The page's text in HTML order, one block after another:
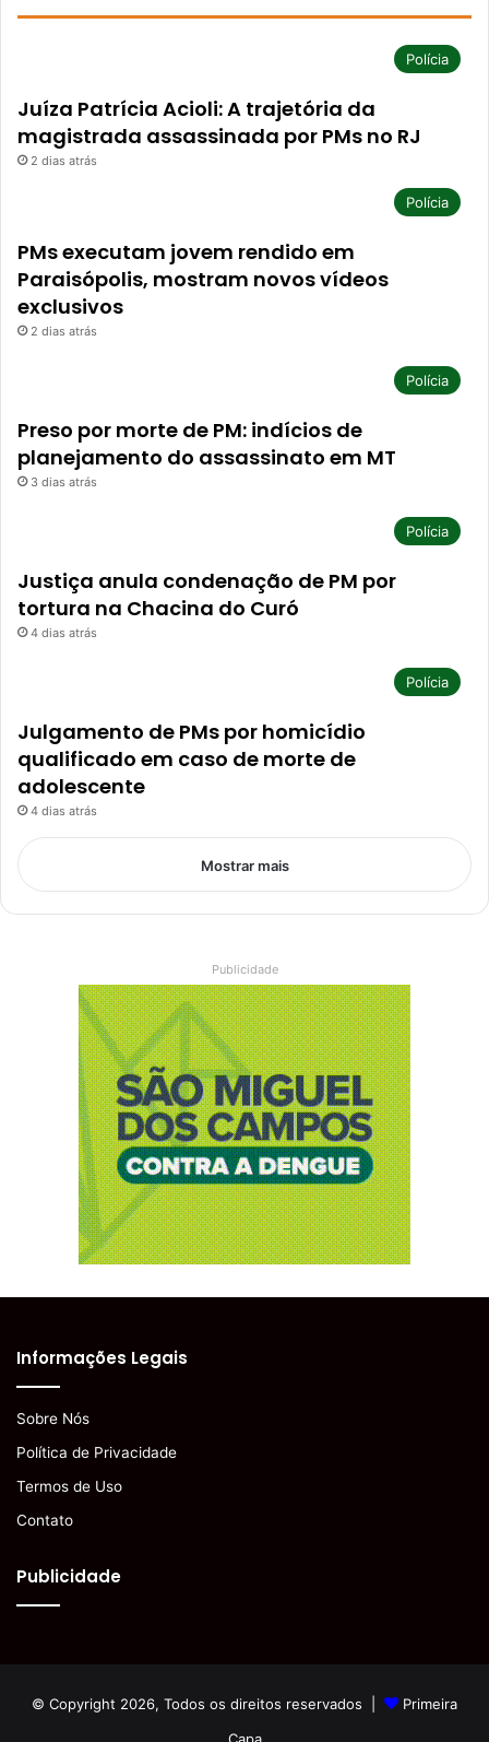
Polícia
Juíza Patrícia Acioli: A trajetória da
magistrada assassinada por PMs no RJ
2 dias atrás
Polícia
PMs executam jovem rendido em
Paraisópolis, mostram novos vídeos
exclusivos
2 dias atrás
Polícia
Preso por morte de PM: indícios de
planejamento do assassinato em MT
3 dias atrás
Polícia
Justiça anula condenação de PM por
tortura na Chacina do Curó
4 dias atrás
Polícia
Julgamento de PMs por homicídio
qualificado em caso de morte de
adolescente
4 dias atrás
Mostrar mais
Publicidade
Informações Legais
Sobre Nós
Política de Privacidade
Termos de Uso
Contato
Publicidade
© Copyright 2026, Todos os direitos reservados |
Primeira
Capa